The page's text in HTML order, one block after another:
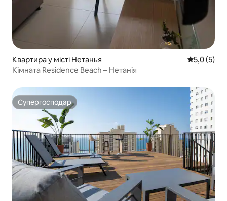
Квартира у місті Нетанья Середня
5,0 (5)
Кімната Residence Beach – Нетанія
Супергосподар
Супергосподар